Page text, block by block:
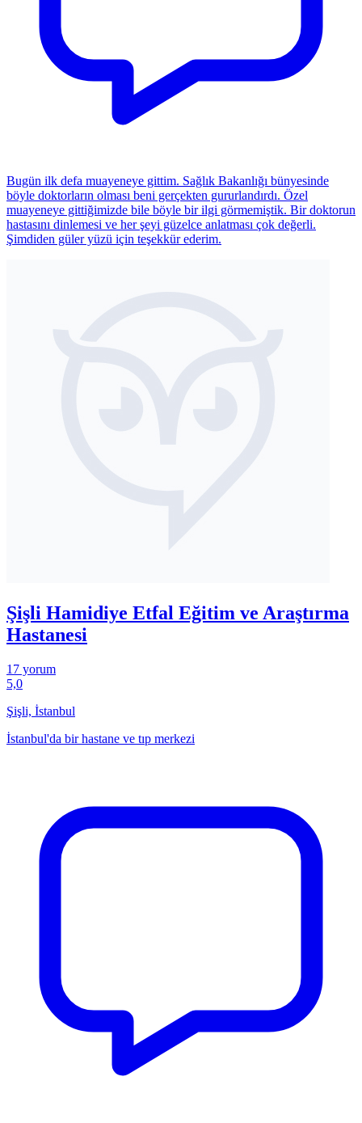
Bugün ilk defa muayeneye gittim. Sağlık Bakanlığı bünyesinde
böyle doktorların olması beni gerçekten gururlandırdı. Özel
muayeneye gittiğimizde bile böyle bir ilgi görmemiştik. Bir doktorun
hastasını dinlemesi ve her şeyi güzelce anlatması çok değerli.
Şimdiden güler yüzü için teşekkür ederim.
Şişli Hamidiye Etfal Eğitim ve Araştırma
Hastanesi
17 yorum
5,0
Şişli, İstanbul
İstanbul'da bir hastane ve tıp merkezi